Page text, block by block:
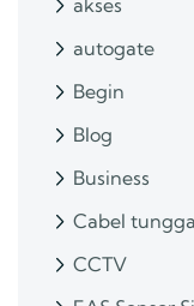
akses
autogate
Begin
Blog
Business
Cabel
CCTV